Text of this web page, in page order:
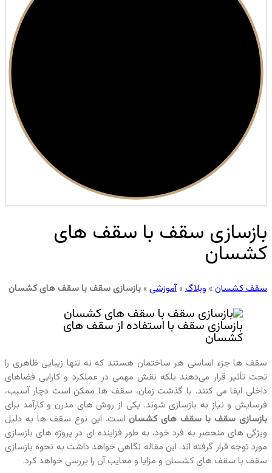
بازسازی سقف با سقف‌ های
کشسان
سقف کشسان» وبلاگ»آموزشی»بازسازی سقف با سقف‌ های کشسان
بازسازی سقف با استفاده از سقف‌ های
کشسان
سقف‌ ها جزء اساسی هر ساختمان هستند که نه تنها زیبایی ظاهری را
تحت تأثیر قرار می‌دهند بلکه نقش مهمی در عملکرد و کارایی فضاهای
داخلی ایفا می‌ کنند. با گذشت زمان، سقف‌ ها ممکن است دچار آسیب،
فرسایش و نیاز به بازسازی شوند. یکی از روش‌ های مدرن و کارآمد برای
بازسازی سقف‌ با سقف‌ های کشساناست. این نوع سقف‌ ها به دلیل
ویژگی‌ های منحصر به فرد خود، به طور فزاینده‌ ای در پروژه‌ های بازسازی
مورد توجه قرار گرفته‌ اند. این مقاله نگاهی خواهد داشت به نحوه بازسازی
سقف با سقف‌ های کشسان و مزایا و معایب آن را بررسی خواهد کرد.